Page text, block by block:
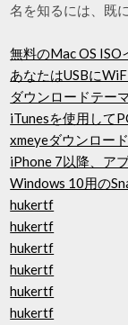
名を知るには、既
無料のMac OS
あなたはUSBに
ダウンロードテー
iTunesを使用して
xmeyeダウンロー
iPhone 7以降、ア
Windows 10用の
hukertf
hukertf
hukertf
hukertf
hukertf
hukertf